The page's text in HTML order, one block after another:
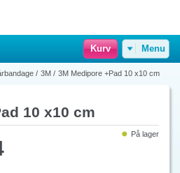
Kurv Menu
/ 3M / 3M Medipore +Pad 10 x10 cm
10 x10 cm
På lager